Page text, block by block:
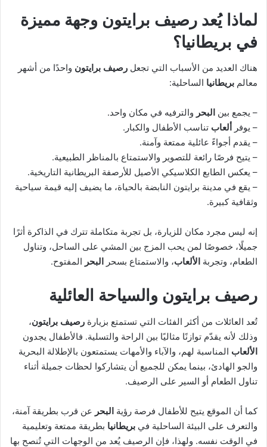
لماذا يُعد رصيف برايتون وجهة مميزة
في بريطانيا؟
هناك العديد من الأسباب التي تجعل رصيف برايتون واحدًا من أشهر
معالم بريطانيا الساحلية:
– يجمع بين البحر والترفيه في مكان واحد.
– يوفر ألعاب تناسب الأطفال والكبار.
– يقدم أجواءً عائلية ممتعة وآمنة.
– يتيح فرصًا رائعة للتصوير والاستمتاع بالمناظر الطبيعية.
– يعكس الطابع الكلاسيكي الأصيل للأرصفة البريطانية التاريخية.
– يقع في مدينة برايتون النابضة بالحياة، ما يضيف إليه قيمة سياحية
وثقافية كبيرة.
إنه ليس مجرد مكان للزيارة، بل تجربة متكاملة تترك في الذاكرة أثرًا
جميلًا، خصوصًا لمن يحب المزج بين المشي على الساحل، وتناول
الطعام، وتجربة الألعاب، والاستمتاع بسحر البحر المفتوح.
رصيف برايتون والسياحة العائلية
تُعد العائلات من أكثر الفئات التي تستمتع بزيارة رصيف برايتون،
وذلك لأنه يقدّم توازنًا مثاليًا بين الراحة والتسلية. فالأطفال يجدون
الألعاب المناسبة لهم، والآباء والأمهات يستمتعون بالإطلالة البحرية
والجو الهادئ، بينما يمكن للجميع أن يتشاركوا لحظات جميلة أثناء
تناول الطعام أو السير على الرصيف.
كما أن الموقع يتيح للأطفال فرصة رؤية البحر عن قرب بطريقة آمنة،
والتعرف على البيئة الساحلية في بريطانيا بطريقة ممتعة وتعليمية
في الوقت نفسه. ولهذا، فإن الرصيف يُعد من الوجهات التي تُنصح بها